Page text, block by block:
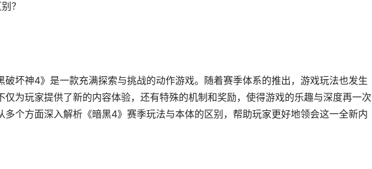
？
破坏神4》是一款充满探索与挑战的动作游戏。随着赛季体系的推出，游戏玩法也发生
仅为玩家提供了新的内容体验，还有特殊的机制和奖励，使得游戏的乐趣与深度再一次
多个方面深入解析《暗黑4》赛季玩法与本体的区别，帮助玩家更好地领会这一全新内